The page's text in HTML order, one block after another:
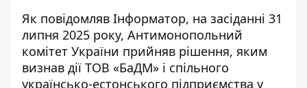
Як повідомляв Інформатор, на засіданні 31
липня 2025 року, Антимонопольний
комітет України прийняв рішення, яким
визнав дії ТОВ «БаДМ» і спільного
українсько-естонського підприємства у